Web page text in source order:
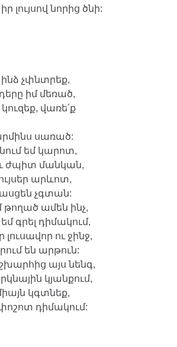
լույսով նորից ծնի:
ինձ չփնտրեք,
իմ մեռած,
վառե՛ք
սառած:
եմ կարոտ,
ժպիտ մանկան,
արևոտ,
չգտան:
թողած ամեն ինչ,
գրել դիմակում,
ու ջինջ,
են արթուն:
այս նենգ,
կյանքում,
կգտնեք,
դիմակում: